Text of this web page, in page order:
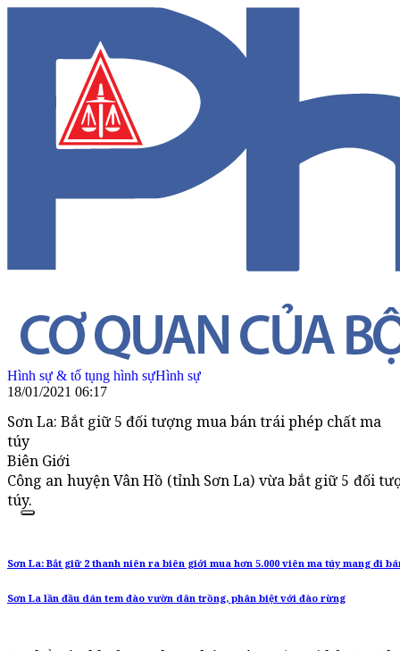
Hình sự & tố tụng hình sựHình sự
18/01/2021 06:17
Sơn La: Bắt giữ 5 đối tượng mua bán trái phép chất ma
túy
Biên Giới
Công an huyện Vân Hồ (tỉnh Sơn La) vừa bắt giữ 5 đối
túy.
Sơn La: Bắt giữ 2 thanh niên ra biên giới mua hơn 5.000 viên ma túy mang đi
Sơn La lần đầu dán tem đào vườn dân trồng, phân biệt với đào rừng